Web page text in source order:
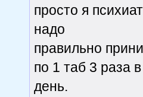
просто я
надо
правильно
по 1 таб 3 раза в
день.